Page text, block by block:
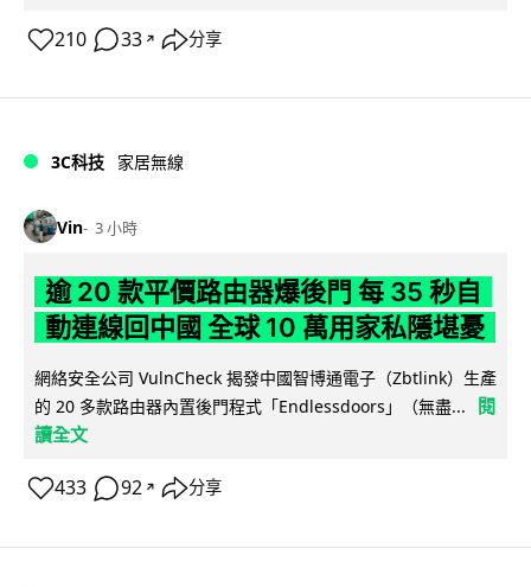
210 33 ↗ 分享
3C科技 家居無線
Vin 3 小時
逾 20 款平價路由器爆後門 每 35 秒自
動連線回中國 全球 10 萬用家私隱堪憂
網絡安全公司 VulnCheck 揭發中國智博通電子（Zbtlink）生產
的 20 多款路由器內置後門程式「Endlessdoors」（無盡...
閱
讀全文
433 92 ↗ 分享